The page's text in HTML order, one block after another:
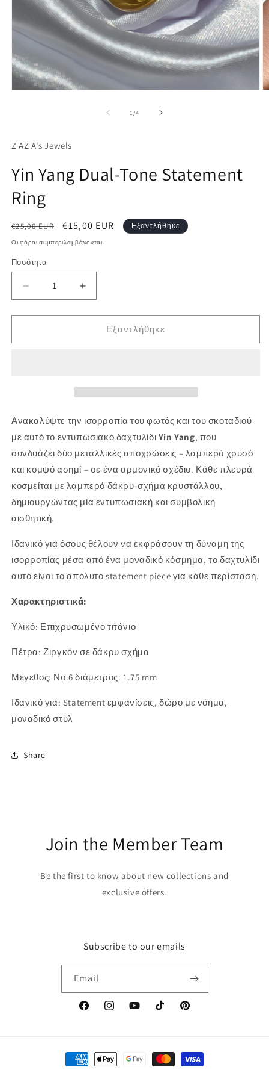
1 /από
4
Z AZ A's Jewels
Yin Yang Dual-Tone Statement
Ring
Κανονική
τιμή
€25,00 EUR
Τιμή
έκπτωσης
€15,00 EUR Εξαντλήθηκε
Οι φόροι συμπεριλαμβάνονται.
Ποσότητα
Μείωση
ποσότητας
για
Yang
Αύξηση
ποσότητας
για
Yang
Εξαντλήθηκε
Ανακαλύψτε την ισορροπίατουφωτός καιτου σκοταδιού
με αυτό το εντυπωσιακό δαχτυλίδι YinYang, που
συνδυάζει δύο μεταλλικέςαποχρώσεις – λαμπερό χρυσό
και κομψόασημί – σε ένααρμονικόσχέδιο. Κάθεπλευρά
κοσμείται με λαμπερό δάκρυ-σχήμα κρυστάλλου,
δημιουργώντας μία εντυπωσιακή καισυμβολική
αισθητική.
Ιδανικό γιαόσους θέλουννα εκφράσουν τη δύναμη της
ισορροπίας μέσα απόένα μοναδικό κόσμημα,τοδαχτυλίδι
αυτό είναι τοαπόλυτοstatement piece για κάθεπερίσταση.
Χαρακτηριστικά:
Υλικό: Επιχρυσωμένο τιτάνιο
Πέτρα:Ζιργκόνσε δάκρυσχήμα
Μέγεθος: Νο.6 διάμετρος: 1.75 mm
Ιδανικό για: Statement εμφανίσεις,δώρο με νόημα,
μοναδικόστυλ
Share
Join the Member Team
Be the first to know about new collections and
exclusive offers.
Subscribe to our emails
Email
FacebookInstagramYouTubeTikTok Pinterest
Μέθοδοι
πληρωμής